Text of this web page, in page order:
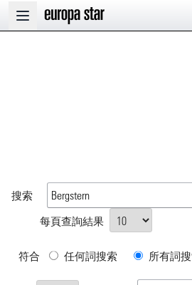
Open main menu
搜索
每頁查詢結果
符合 任何詞搜索 所有詞